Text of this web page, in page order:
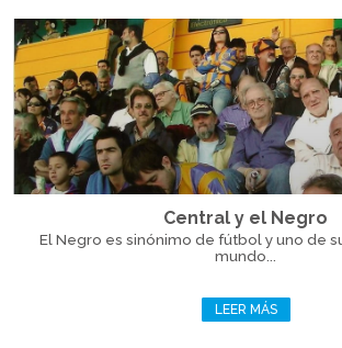
Central y el Negro
El Negro es sinónimo de fútbol y uno de
mundo...
LEER MÁS